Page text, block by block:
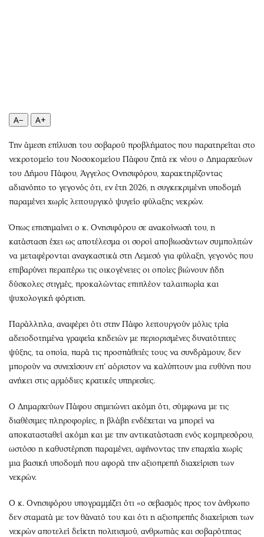
Μουσική
Εικαστικά
Βιβλίο
Χειρόγραφα
Προσφορές
Προσωπικότητες στην ''Κ''
Επιστολές
A− A+
Την άμεση επίλυση του σοβαρού προβλήματος που παρατηρείται στο
νεκροτομείο του Νοσοκομείου Πάφου ζητά εκ νέου ο Δημαρχεύων
του Δήμου Πάφου, Άγγελος Ονησιφόρου, χαρακτηρίζοντας
αδιανόητο το γεγονός ότι, εν έτη 2026, η συγκεκριμένη υποδομή
παραμένει χωρίς λειτουργικό ψυγείο φύλαξης νεκρών.
Όπως επισημαίνει ο κ. Ονησιφόρου σε ανακοίνωσή του, η
κατάσταση έχει ως αποτέλεσμα οι σοροί αποβιωσάντων συμπολιτών
να μεταφέρονται αναγκαστικά στη Λεμεσό για φύλαξη, γεγονός που
επιβαρύνει περαιτέρω τις οικογένειες οι οποίες βιώνουν ήδη
δύσκολες στιγμές, προκαλώντας επιπλέον ταλαιπωρία και
ψυχολογική φόρτιση.
Παράλληλα, αναφέρει ότι στην Πάφο λειτουργούν μόλις τρία
αδειοδοτημένα γραφεία κηδειών με περιορισμένες δυνατότητες
ψύξης, τα οποία, παρά τις προσπάθειές τους να συνδράμουν, δεν
μπορούν να συνεχίσουν επ’ αόριστον να καλύπτουν μια ευθύνη που
ανήκει στις αρμόδιες κρατικές υπηρεσίες.
Ο Δημαρχεύων Πάφου σημειώνει ακόμη ότι, σύμφωνα με τις
διαθέσιμες πληροφορίες, η βλάβη ενδέχεται να μπορεί να
αποκατασταθεί ακόμη και με την αντικατάσταση ενός κομπρεσόρου,
ωστόσο η καθυστέρηση παραμένει, αφήνοντας την επαρχία χωρίς
μια βασική υποδομή που αφορά την αξιοπρεπή διαχείριση των
νεκρών.
Ο κ. Ονησιφόρου υπογραμμίζει ότι «ο σεβασμός προς τον άνθρωπο
δεν σταματά με τον θάνατό του και ότι η αξιοπρεπής διαχείριση των
νεκρών αποτελεί δείκτη πολιτισμού, ανθρωπιάς και σοβαρότητας